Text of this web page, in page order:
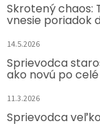
Skrotený chaos:
vnesie poriadok
14.5.2026
Sprievodca
ako novú po
11.3.2026
Sprievodca